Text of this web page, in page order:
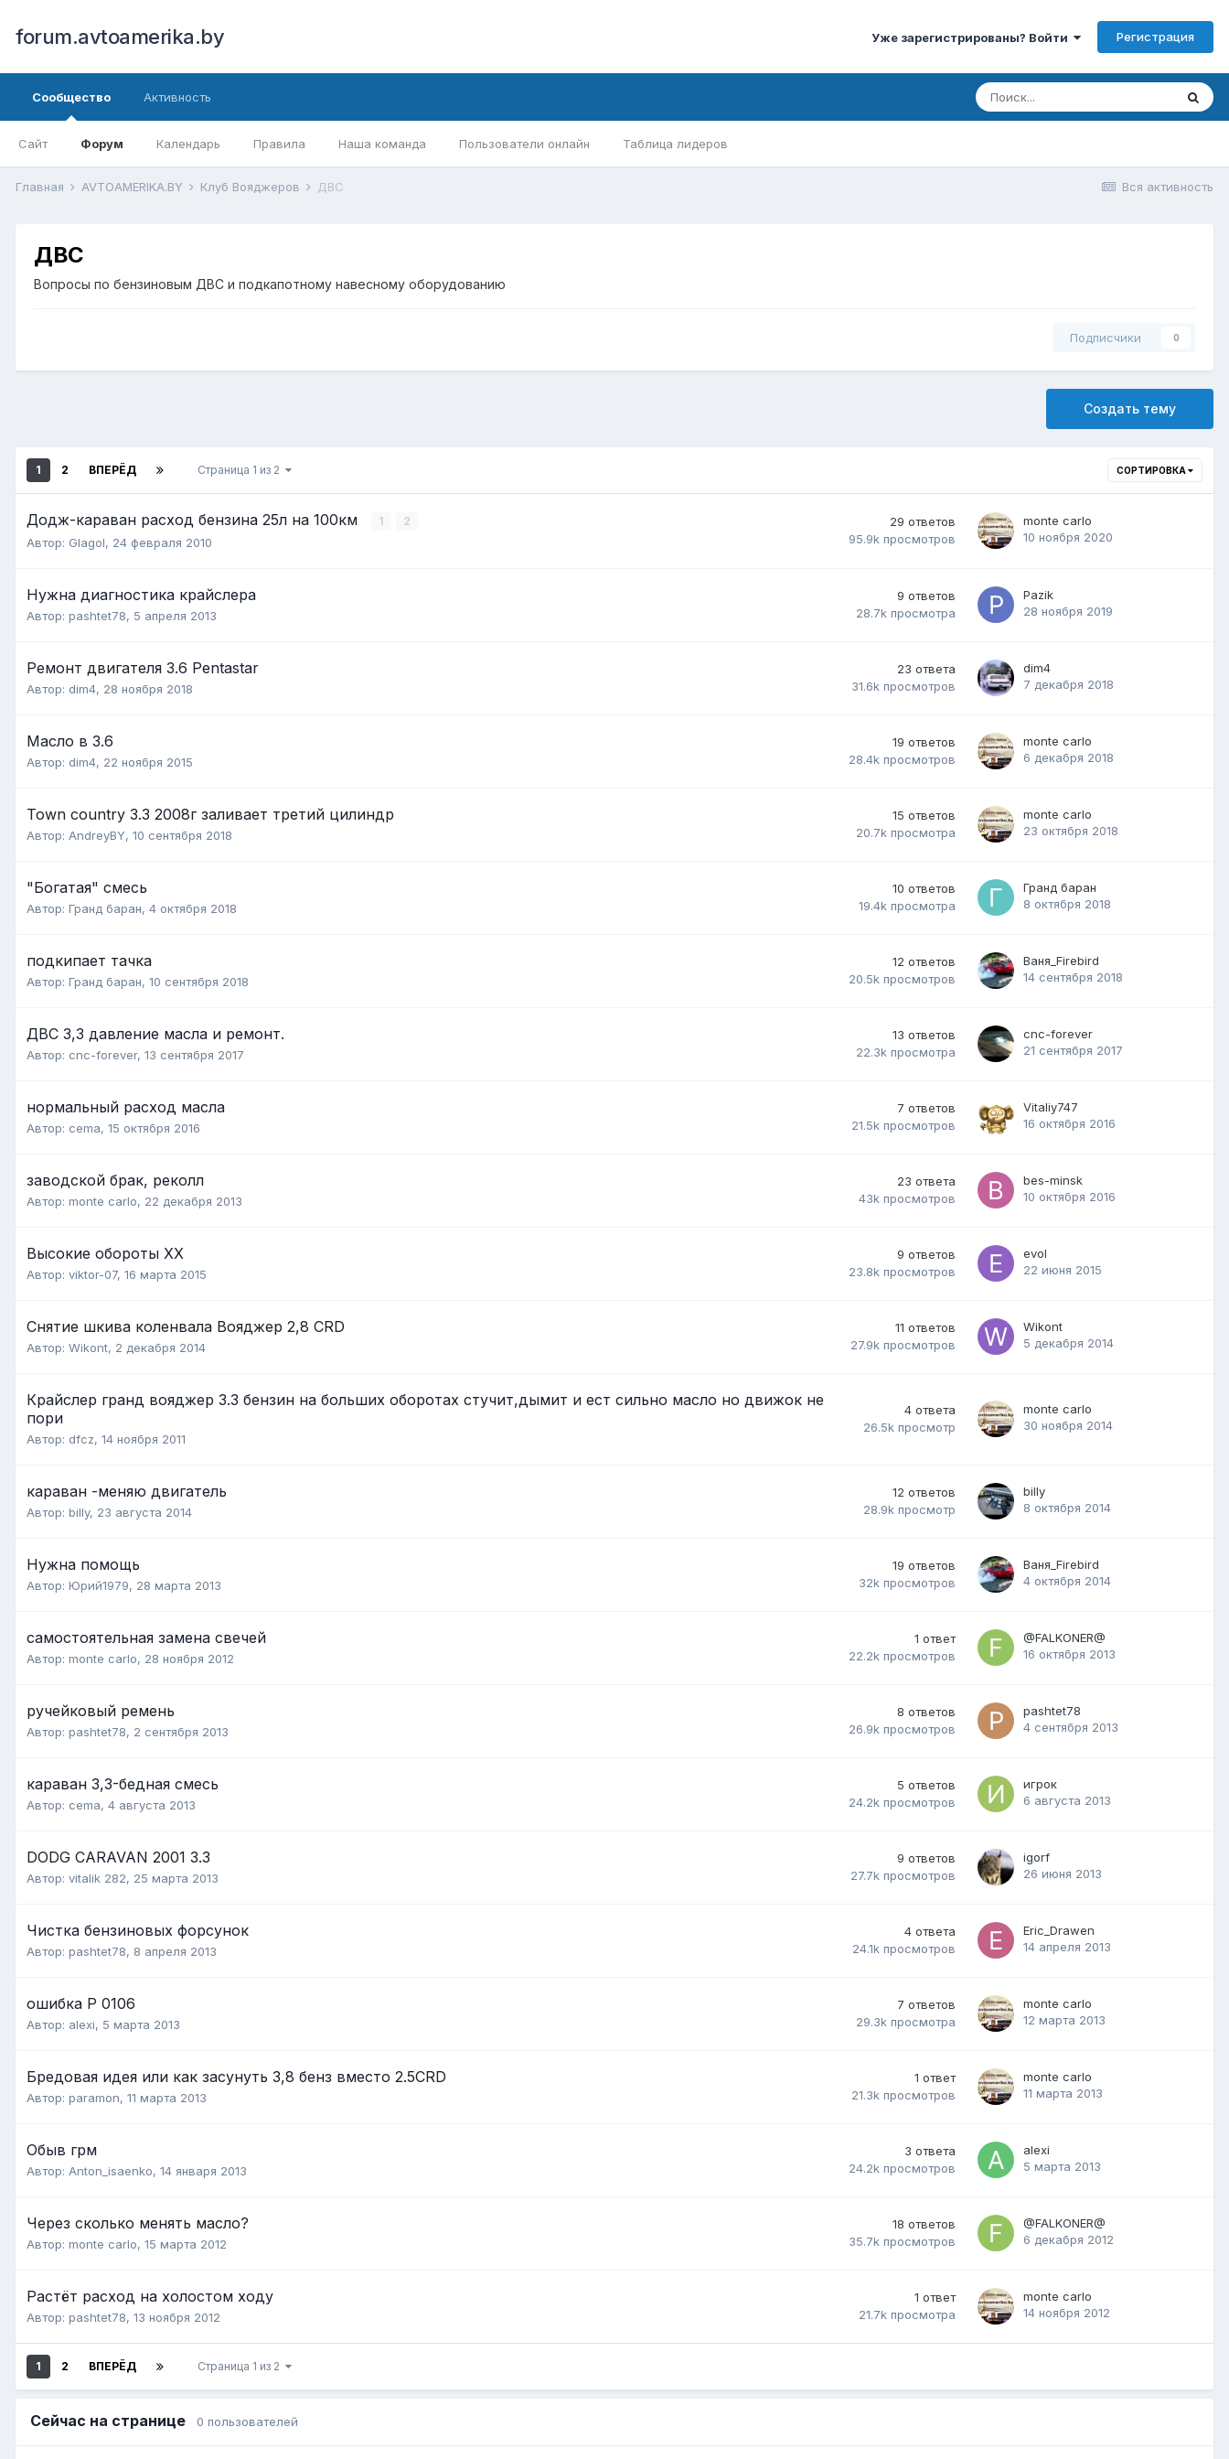
forum.avtoamerika.by Уже зарегистрированы? Войти Регистрация
Сообщество
Сайт Форум Календарь Правила Наша команда Пользователи онлайн Таблица лидеров
Активность
Вся активность
Главная AVTOAMERIKA.BY Клуб Вояджеров ДВС
ДВС
Вопросы по бензиновым ДВС и подкапотному навесному оборудованию
Подписчики 0
Создать тему
СОРТИРОВКА
1 2 ВПЕРЁД Страница 1 из 2
Додж-караван расход бензина 25л на 100км 1 2
Автор: Glagol, 24 февраля 2010
29 ответов
95.9k просмотров
monte carlo
10 ноября 2020
Нужна диагностика крайслера
Автор: pashtet78, 5 апреля 2013
9 ответов
28.7k просмотра
Pazik
28 ноября 2019
Ремонт двигателя 3.6 Pentastar
Автор: dim4, 28 ноября 2018
23 ответа
31.6k просмотров
dim4
7 декабря 2018
Масло в 3.6
Автор: dim4, 22 ноября 2015
19 ответов
28.4k просмотров
monte carlo
6 декабря 2018
Town country 3.3 2008г заливает третий цилиндр
Автор: AndreyBY, 10 сентября 2018
15 ответов
20.7k просмотра
monte carlo
23 октября 2018
"Богатая" смесь
Автор: Гранд баран, 4 октября 2018
10 ответов
19.4k просмотра
Гранд баран
8 октября 2018
подкипает тачка
Автор: Гранд баран, 10 сентября 2018
12 ответов
20.5k просмотров
Ваня_Firebird
14 сентября 2018
ДВС 3,3 давление масла и ремонт.
Автор: cnc-forever, 13 сентября 2017
13 ответов
22.3k просмотра
cnc-forever
21 сентября 2017
нормальный расход масла
Автор: cema, 15 октября 2016
7 ответов
21.5k просмотров
Vitaliy747
16 октября 2016
заводской брак, реколл
Автор: monte carlo, 22 декабря 2013
23 ответа
43k просмотров
bes-minsk
10 октября 2016
Высокие обороты ХХ
Автор: viktor-07, 16 марта 2015
9 ответов
23.8k просмотров
evol
22 июня 2015
Снятие шкива коленвала Вояджер 2,8 CRD
Автор: Wikont, 2 декабря 2014
11 ответов
27.9k просмотров
Wikont
5 декабря 2014
Крайслер гранд вояджер 3.3 бензин на больших оборотах стучит,дымит и ест сильно масло но движок не
пори
Автор: dfcz, 14 ноября 2011
4 ответа
26.5k просмотр
monte carlo
30 ноября 2014
караван -меняю двигатель
Автор: billy, 23 августа 2014
12 ответов
28.9k просмотр
billy
8 октября 2014
Нужна помощь
Автор: Юрий1979, 28 марта 2013
19 ответов
32k просмотров
Ваня_Firebird
4 октября 2014
самостоятельная замена свечей
Автор: monte carlo, 28 ноября 2012
1 ответ
22.2k просмотров
@FALKONER@
16 октября 2013
ручейковый ремень
Автор: pashtet78, 2 сентября 2013
8 ответов
26.9k просмотров
pashtet78
4 сентября 2013
караван 3,3-бедная смесь
Автор: cema, 4 августа 2013
5 ответов
24.2k просмотров
игрок
6 августа 2013
DODG CARAVAN 2001 3.3
Автор: vitalik 282, 25 марта 2013
9 ответов
27.7k просмотров
igorf
26 июня 2013
Чистка бензиновых форсунок
Автор: pashtet78, 8 апреля 2013
4 ответа
24.1k просмотров
Eric_Drawen
14 апреля 2013
ошибка Р 0106
Автор: alexi, 5 марта 2013
7 ответов
29.3k просмотра
monte carlo
12 марта 2013
Бредовая идея или как засунуть 3,8 бенз вместо 2.5CRD
Автор: paramon, 11 марта 2013
1 ответ
21.3k просмотров
monte carlo
11 марта 2013
Обыв грм
Автор: Anton_isaenko, 14 января 2013
3 ответа
24.2k просмотров
alexi
5 марта 2013
Через сколько менять масло?
Автор: monte carlo, 15 марта 2012
18 ответов
35.7k просмотров
@FALKONER@
6 декабря 2012
Растёт расход на холостом ходу
Автор: pashtet78, 13 ноября 2012
1 ответ
21.7k просмотра
monte carlo
14 ноября 2012
1 2 ВПЕРЁД Страница 1 из 2
Сейчас на странице 0 пользователей